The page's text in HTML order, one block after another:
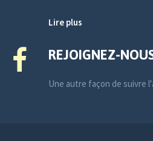
Lire plus
REJOIGNEZ-
Une autre façon de suivre